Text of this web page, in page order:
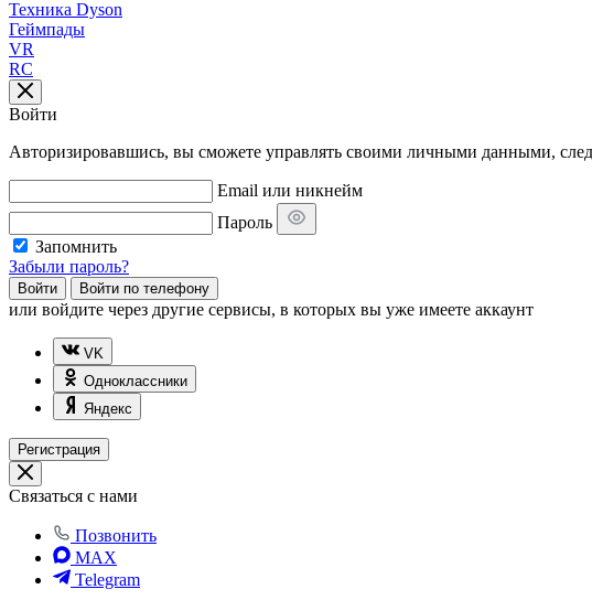
Техника Dyson
Геймпады
VR
RC
Войти
Авторизировавшись, вы сможете управлять своими личными данными,
Email или никнейм
Пароль
Запомнить
Забыли пароль?
Войти Войти по телефону
или войдите через другие сервисы, в которых вы уже имеете аккаунт
VK
Одноклассники
Яндекс
Регистрация
Связаться с нами
Позвонить
MAX
Telegram